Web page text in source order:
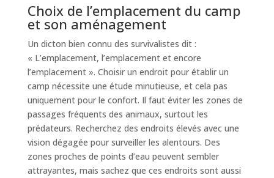
Choix de l’emplacement du camp
et son aménagement
Un dicton bien connu des survivalistes dit :
« L’emplacement, l’emplacement et encore
l’emplacement ». Choisir un endroit pour établir un
camp nécessite une étude minutieuse, et cela pas
uniquement pour le confort. Il faut éviter les zones de
passages fréquents des animaux, surtout les
prédateurs. Recherchez des endroits élevés avec une
vision dégagée pour surveiller les alentours. Des
zones proches de points d’eau peuvent sembler
attrayantes, mais sachez que ces endroits sont aussi